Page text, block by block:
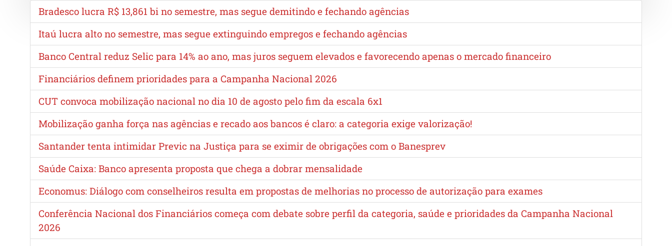
Bradesco lucra R$ 13,861 bi no semestre, mas segue demitindo e fechando agências
Itaú lucra alto no semestre, mas segue extinguindo empregos e fechando agências
Banco Central reduz Selic para 14% ao ano, mas juros seguem elevados e favorecendo apenas o mercado financeiro
Financiários definem prioridades para a Campanha Nacional 2026
CUT convoca mobilização nacional no dia 10 de agosto pelo fim da escala 6x1
Mobilização ganha força nas agências e recado aos bancos é claro: a categoria exige valorização!
Santander tenta intimidar Previc na Justiça para se eximir de obrigações com o Banesprev
Saúde Caixa: Banco apresenta proposta que chega a dobrar mensalidade
Economus: Diálogo com conselheiros resulta em propostas de melhorias no processo de autorização para exames
Conferência Nacional dos Financiários começa com debate sobre perfil da categoria, saúde e prioridades da Campanha Nacional
2026